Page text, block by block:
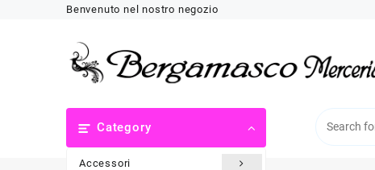
Benvenuto nel nostro negozio
Category
Accessori